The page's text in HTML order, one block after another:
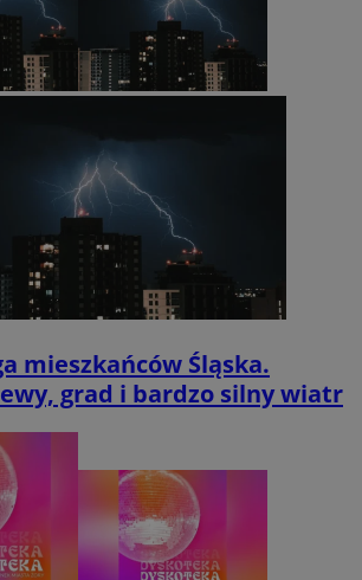
mieszkańców Śląska.
grad i bardzo silny wiatr